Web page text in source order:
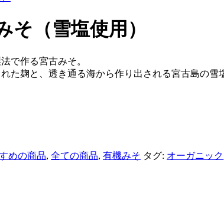
（雪塩使用）
で作る宮古みそ。
た麹と、透き通る海から作り出される宮古島の雪
めの商品, 全ての商品, 有機みそ タグ: オーガニック